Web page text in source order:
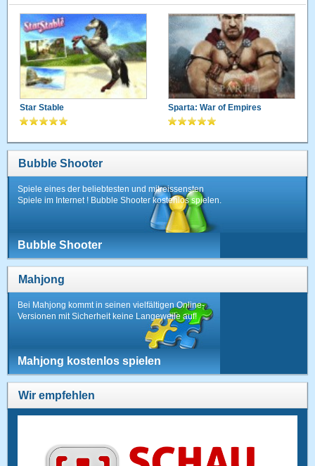
Star Stable Sparta: War of Empires
Bubble Shooter
Spiele eines der beliebtesten und mitreissensten
Spiele im Internet ! Bubble Shooter kostenlos spielen.
Bubble Shooter
Mahjong
Bei Mahjong kommt in seinen vielfältigen Online-
Versionen mit Sicherheit keine Langeweile auf!
Mahjong kostenlos spielen
Wir empfehlen